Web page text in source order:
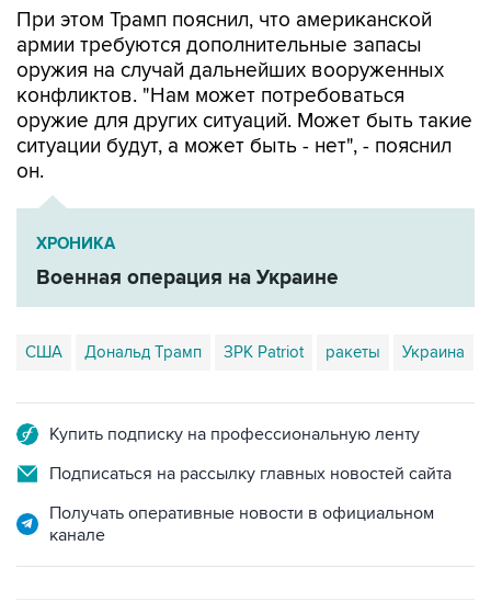
оружия на случай дальнейших вооруженных
конфликтов. "Нам может потребоваться
оружие для других ситуаций. Может быть такие
ситуации будут, а может быть - нет", - пояснил
он.
ХРОНИКА
Военная операция на Украине
США Дональд Трамп ЗРК Patriot ракеты Украина
Подписаться на рассылку главных новостей сайта
Получать оперативные новости в официальном
канале